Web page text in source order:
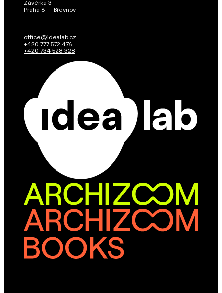
Závěrka 3
Praha 6 — Břevnov
office@idealab.cz
+420 777 572 476
+420 734 528 328